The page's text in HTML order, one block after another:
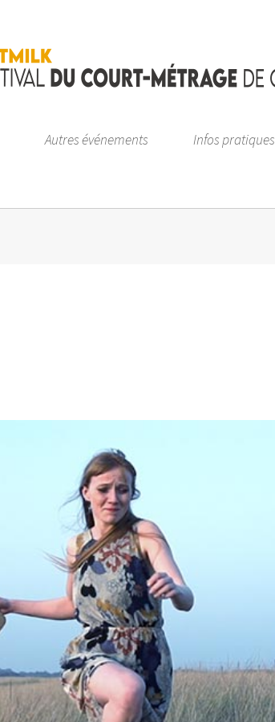
Autres événements Infos pratiques